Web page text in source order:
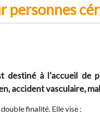
personnes
destiné à l’accueil de
accident vasculaire,
finalité. Elle vise :